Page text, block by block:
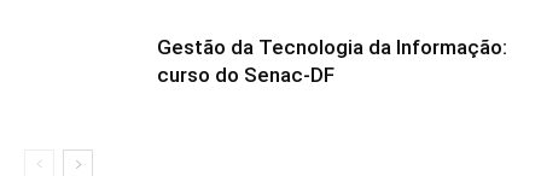
Gestão da Tecnologia da Informação:
curso do Senac-DF